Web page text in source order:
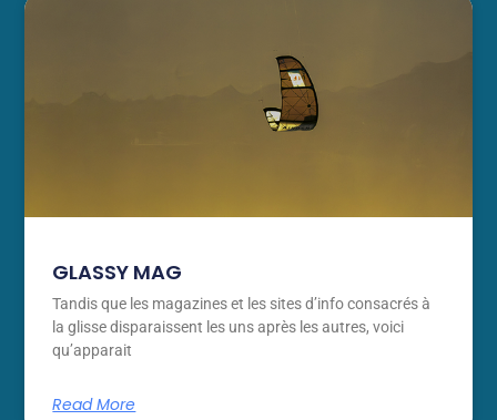
GLASSY MAG
Tandis que les magazines et les sites d’info consacrés à
la glisse disparaissent les uns après les autres, voici
qu’apparait
Read More